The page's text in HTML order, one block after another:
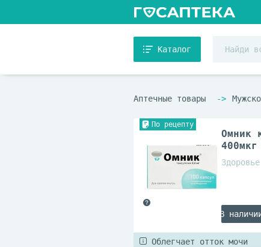
Каталог
Аптечные товары
По рецепту
Омник
В
Облегчает отток мочи